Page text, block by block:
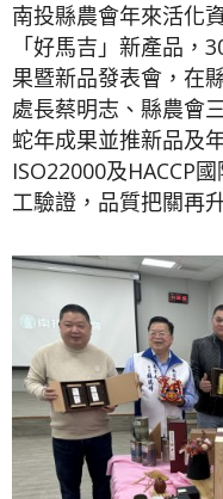
南投縣農會年來活化
「好馬吉」新產品，
果暨新品發表會，在
處長蔡明志、縣農會
蛇年成果並推新品及
ISO22000及HACCP
工驗證，品質把關再